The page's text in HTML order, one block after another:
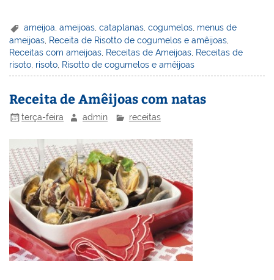
er
e
st
k
e
dI
n
c
e
b
o
k
itt
er
ai
l
h
o
o
ai
l
t
ar
e
ameijoa ,ameijoas ,cataplanas ,cogumelos menus de
ameijoas, Receita de Risotto de cogumelos e amêijoas,
Receitas com ameijoas, Receitas de Ameijoas, Receitas de
risoto, risoto, Risotto de cogumelos e amêijoas
Receita de Amêijoas com natas
terça-feira admin receitas